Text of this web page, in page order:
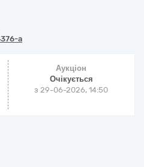
a
Аукціон
Очікується
з29-06-2026, 14:50